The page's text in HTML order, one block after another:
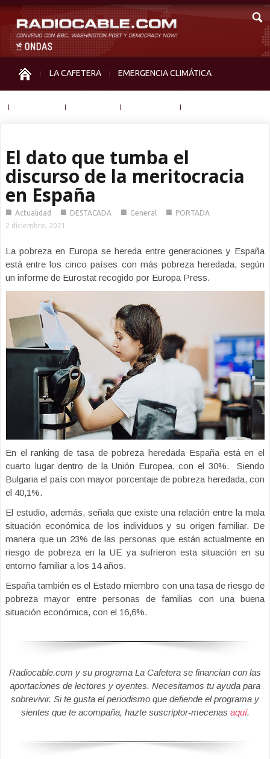
LA CAFETERA EMERGENCIA CLIMÁTICA
El dato que tumba el
discurso de la meritocracia
en España
■ Actualidad ■ DESTACADA ■ General ■ PORTADA
2 diciembre, 2021
La pobreza en Europa se hereda entre generaciones y España
está entre los cinco países con más pobreza heredada, según
un informe de Eurostat recogido por Europa Press.
En el ranking de tasa de pobreza heredada España está en el
cuarto lugar dentro de la Unión Europea, con el 30%. Siendo
Bulgaria el país con mayor porcentaje de pobreza heredada, con
el 40,1%.
El estudio, además, señala que existe una relación entre la mala
situación económica de los individuos y su origen familiar. De
manera que un 23% de las personas que están actualmente en
riesgo de pobreza en la UE ya sufrieron esta situación en su
entorno familiar a los 14 años.
España también es el Estado miembro con una tasa de riesgo de
pobreza mayor entre personas de familias con una buena
situación económica, con el 16,6%.
Radiocable.com y su programa La Cafetera se financian con las
aportaciones de lectores y oyentes. Necesitamos tu ayuda para
sobrevivir. Si te gusta el periodismo que defiende el programa y
sientes que te acompaña, hazte suscriptor-mecenas aquí.